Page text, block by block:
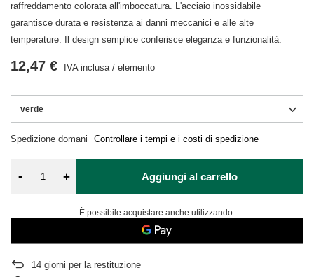
raffreddamento colorata all'imboccatura. L'acciaio inossidabile
garantisce durata e resistenza ai danni meccanici e alle alte
temperature. Il design semplice conferisce eleganza e funzionalità.
verde
Spedizione domani Controllare i tempi e i costi di spedizione
12,47 € IVA inclusa/ elemento
- + Aggiungi al carrello
È possibile acquistare anche utilizzando:
14 giorni per la restituzione